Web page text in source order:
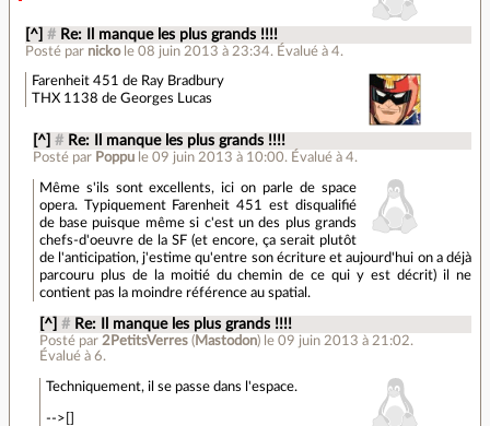
[^] # Re: Il manque les plus grands !!!!
Posté par nicko le 08 juin 2013 à 23:34. Évalué à4.
Farenheit 451 de Ray Bradbury
THX 1138 de Georges Lucas
[^] # Re: Il manque les plus grands !!!!
Posté par Poppu le 09 juin 2013 à 10:00. Évalué à 4.
Même s'ils sont excellents, ici on parle de space
opera. Typiquement Farenheit 451 est disqualifié
de base puisque même si c'est un des plus grands
chefs-d'oeuvre de la SF (et encore, ça serait plutôt
de l'anticipation, j'estime qu'entre son écriture et aujourd'hui on a déjà
parcouru plus de la moitié du chemin de ce qui y est décrit) il ne
contient pas la moindre référence au spatial.
[^] # Re: Il manque les plus grands !!!!
Posté par 2PetitsVerres ( Mastodon) le 09 juin 2013 à 21:02.
Évalué à6.
Techniquement, il se passe dans l'espace.
-->[]